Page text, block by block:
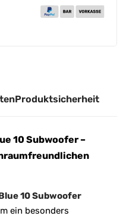
Produktsicherheit
10 Subwoofer –
10 Subwoofer
ein besonders